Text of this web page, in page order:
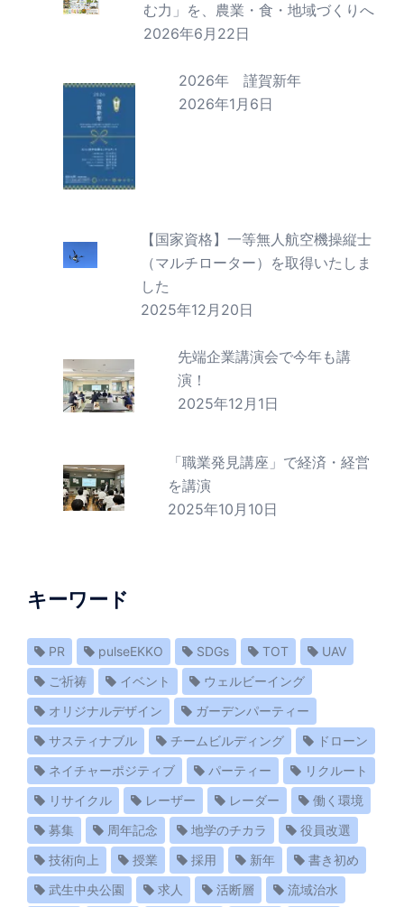
む力」を、農業・食・地域づくりへ
2026年6月22日
2026年 謹賀新年
2026年1月6日
【国家資格】一等無人航空機操縦士
（マルチローター）を取得いたしま
した
2025年12月20日
先端企業講演会で今年も講
演！
2025年12月1日
「職業発見講座」で経済・経営
を講演
2025年10月10日
キーワード
PR pulseEKKO SDGs TOT
UAV
ご祈祷
イベント
ウェルビーイング
オリジナルデザイン
ガーデンパーティー
サスティナブル
チームビルディング
ドローン
ネイチャーポジティブ
パーティー
リクルート
リサイクル
レーザー レーダー
働く環境
募集
周年記念 地学のチカラ
役員改選
技術向上
授業 採用 新年
書き初め
武生中央公園
求人 活断層 流域治水